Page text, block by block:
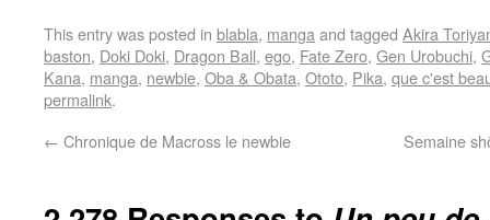
This entry was posted in blabla, manga and tagged Akira
baston, Doki Doki, Dragon Ball, ego, Fate Zero, Gen Urobuchi,
Kana, manga, newbie, Oba & Obata, Ototo, Pika, que c'est
permalink.
← Chronique de Macross le newbie Semaine